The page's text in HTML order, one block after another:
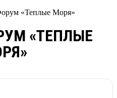
«Теплые Моря»
«ТЕПЛЫЕ